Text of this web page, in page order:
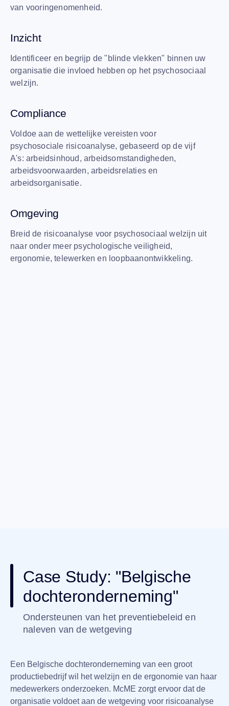
van vooringenomenheid.
Inzicht
Identificeer en begrijp de "blinde vlekken" binnen uw
organisatie die invloed hebben op het psychosociaal
welzijn.
Compliance
Voldoe aan de wettelijke vereisten voor
psychosociale risicoanalyse, gebaseerd op de vijf
A's: arbeidsinhoud, arbeidsomstandigheden,
arbeidsvoorwaarden, arbeidsrelaties en
arbeidsorganisatie.
Omgeving
Breid de risicoanalyse voor psychosociaal welzijn uit
naar onder meer psychologische veiligheid,
ergonomie, telewerken en loopbaanontwikkeling.
Case Study: "Belgische
dochteronderneming"
Ondersteunen van het preventiebeleid en
naleven van de wetgeving
Een Belgische dochteronderneming van een groot
productiebedrijf wil het welzijn en de ergonomie van haar
medewerkers onderzoeken. McME zorgt ervoor dat de
organisatie voldoet aan de wetgeving voor risicoanalyse